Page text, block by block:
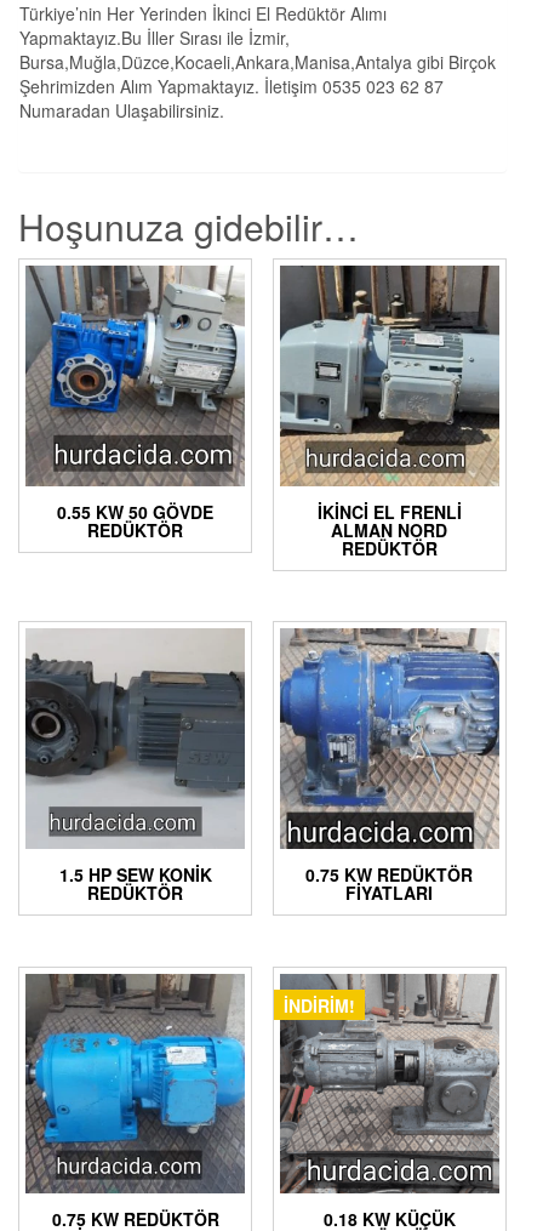
Türkiye’nin Her Yerinden İkinci El Redüktör Alımı
Yapmaktayız.Bu İller Sırası ile İzmir,
Bursa,Muğla,Düzce,Kocaeli,Ankara,Manisa,Antalya gibi Birçok
Şehrimizden Alım Yapmaktayız. İletişim 0535 023 62 87
Numaradan Ulaşabilirsiniz.
Hoşunuza gidebilir…
0.55 KW 50 GÖVDE
REDÜKTÖR
İKINCI EL FRENLI
ALMAN NORD
REDÜKTÖR
1.5 HP SEW KONIK
REDÜKTÖR
0.75 KW REDÜKTÖR
FIYATLARI
0.75 KW REDÜKTÖR
İNDIRIM!
0.18 KW KÜÇÜK